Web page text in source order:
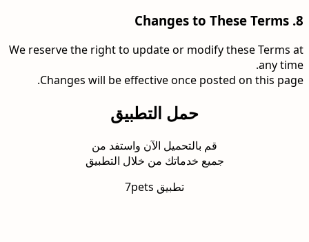
8.
Changes to These Terms
We reserve the right to update or modify these Terms at
any time.
Changes will be effective once posted on this page.
حمل التطبيق
قم بالتحميل الآن واستفد من
جميع خدماتك من خلال التطبيق
تطبيق 7pets